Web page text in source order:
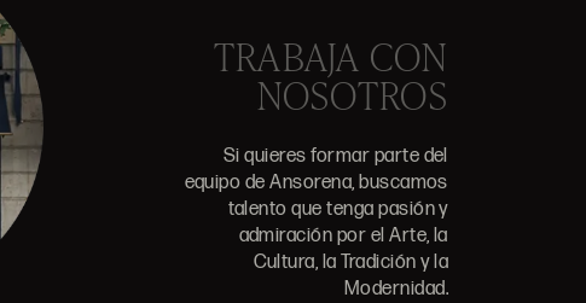
TRABAJA CON
NOSOTROS
Si quieres formar parte del
equipo de Ansorena, buscamos
talento que tenga pasión y
admiración por el Arte, la
Cultura, la Tradición y la
Modernidad.